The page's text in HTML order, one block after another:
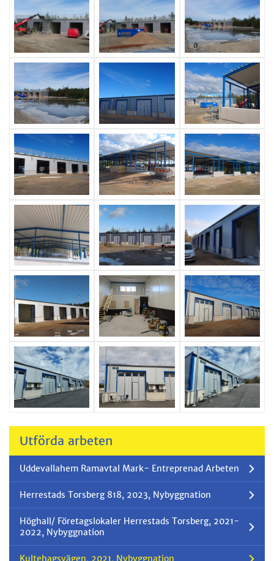
Utförda arbeten
Uddevallahem Ramavtal Mark- Entreprenad Arbeten
Herrestads Torsberg 818, 2023, Nybyggnation
Höghall/ Företagslokaler Herrestads Torsberg, 2021-
2022, Nybyggnation
Kultehagsvägen, 2021, Nybyggnation